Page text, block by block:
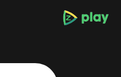
bramjpure.com